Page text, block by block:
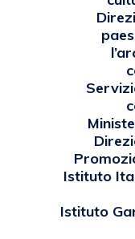
Istituto
Istituto